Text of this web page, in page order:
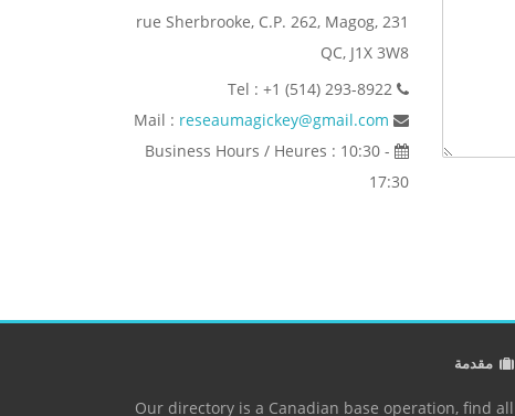
231 rue Sherbrooke, C.P. 262, Magog,
QC, J1X 3W8
Tel : +1 (514) 293-8922
reseaumagickey@gmail.com
Business Hours / Heures : 10:30 -
17:30
مقدمة
Our directory is a Canadian base operation, find all